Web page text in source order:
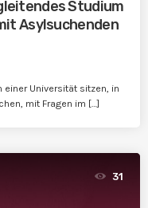
Studium
Asylsuchenden
einer Universität sitzen, in
mit Fragen im […]
31